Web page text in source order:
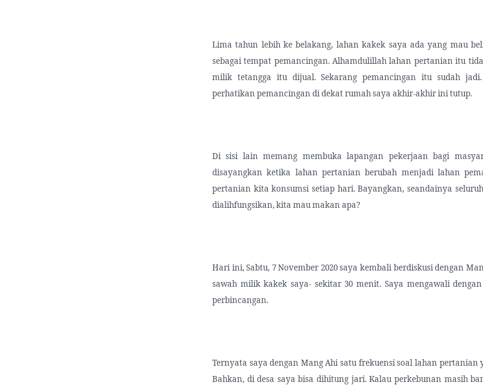
Lima tahun lebih ke belakang, lahan kakek saya ada yang mau
sebagai tempat pemancingan. Alhamdulillah lahan pertanian itu
milik tetangga itu dijual. Sekarang pemancingan itu sudah
perhatikan pemancingan di dekat rumah saya akhir-akhir ini tutup.
Di sisi lain memang membuka lapangan pekerjaan bagi
disayangkan ketika lahan pertanian berubah menjadi lahan
pertanian kita konsumsi setiap hari. Bayangkan, seandainya
dialihfungsikan, kita mau makan apa?
Hari ini, Sabtu, 7 November 2020 saya kembali berdiskusi dengan
sawah milik kakek saya- sekitar 30 menit. Saya mengawali
perbincangan.
Ternyata saya dengan Mang Ahi satu frekuensi soal lahan pertanian
Bahkan, di desa saya bisa dihitung jari. Kalau perkebunan masih